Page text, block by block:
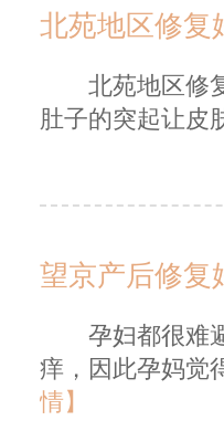
北苑地区修复
北苑地区修复
肚子的突起让皮
望京产后修复
孕妇都很难避
痒，因此孕妈觉
情】